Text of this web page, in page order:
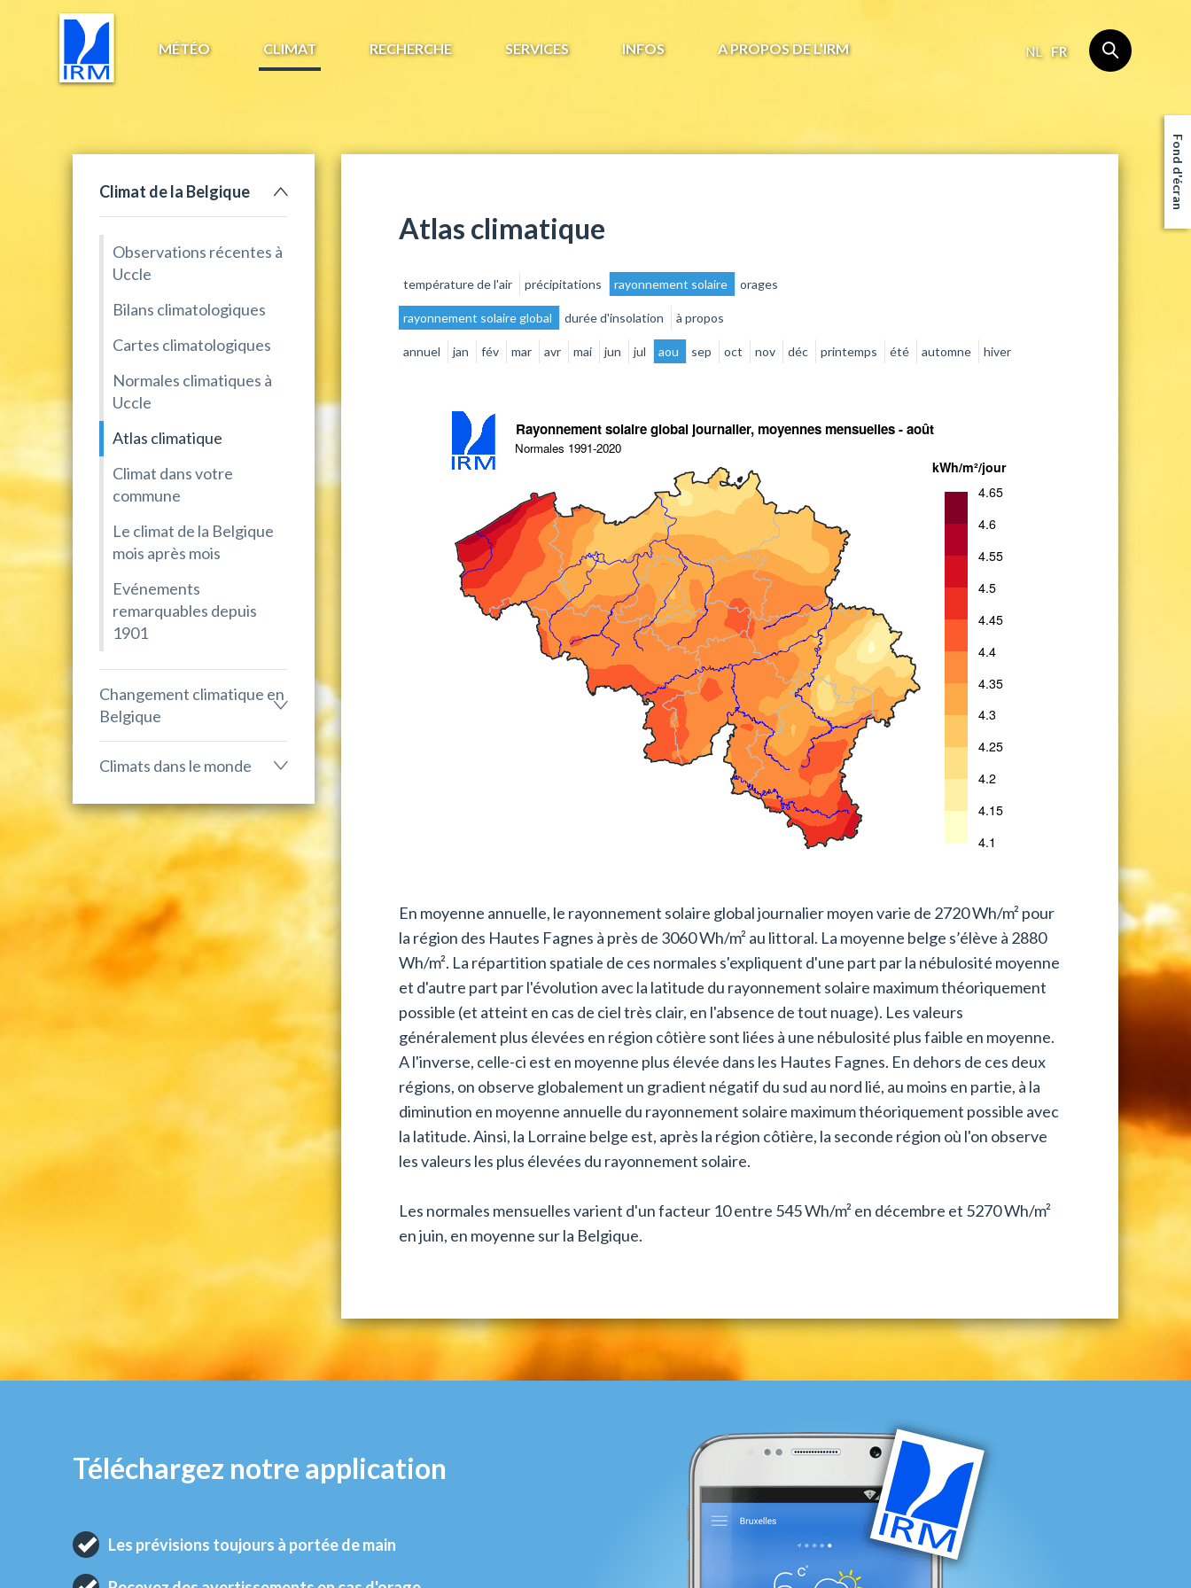
MÉTÉO CLIMAT RECHERCHE SERVICES INFOS A PROPOS DE L’IRM NL FR
Climat de la Belgique
Observations récentes à
Uccle
Bilans climatologiques
Cartes climatologiques
Normales climatiques à
Uccle
Atlas climatique
Climat dans votre
commune
Le climat de la Belgique
mois après mois
Evénements
remarquables depuis
1901
Changement climatique en
Belgique
Climats dans le monde
Atlas climatique
température de l'air précipitations rayonnement solaire orages
rayonnement solaire global durée d'insolation à propos
annuel jan fév mar avr mai jun jul aou sep oct nov déc printemps été automne hiver
En moyenne annuelle, le rayonnement solaire global journalier moyen varie de 2720 Wh/m² pour
la région des Hautes Fagnes à près de 3060 Wh/m² au littoral. La moyenne belge s’élève à 2880
Wh/m². La répartition spatiale de ces normales s'expliquent d'une part par la nébulosité moyenne
et d'autre part par l'évolution avec la latitude du rayonnement solaire maximum théoriquement
possible (et atteint en cas de ciel très clair, en l'absence de tout nuage). Les valeurs
généralement plus élevées en région côtière sont liées à une nébulosité plus faible en moyenne.
A l'inverse, celle-ci est en moyenne plus élevée dans les Hautes Fagnes. En dehors de ces deux
régions, on observe globalement un gradient négatif du sud au nord lié, au moins en partie, à la
diminution en moyenne annuelle du rayonnement solaire maximum théoriquement possible avec
la latitude. Ainsi, la Lorraine belge est, après la région côtière, la seconde région où l'on observe
les valeurs les plus élevées du rayonnement solaire.
Les normales mensuelles varient d'un facteur 10 entre 545 Wh/m² en décembre et 5270 Wh/m²
en juin, en moyenne sur la Belgique.
Téléchargez notre application
Les prévisions toujours à portée de main
Fond d'écran